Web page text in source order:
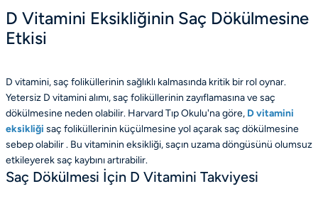
D Vitamini Eksikliğinin Saç Dökülmesine
Etkisi
D vitamini, saç foliküllerinin sağlıklı kalmasında kritik bir rol oynar.
Yetersiz D vitamini alımı, saç foliküllerinin zayıflamasına ve saç
dökülmesine neden olabilir. Harvard Tıp Okulu'na göre, D vitamini
eksikliği saç foliküllerinin küçülmesine yol açarak saç dökülmesine
sebep olabilir . Bu vitaminin eksikliği, saçın uzama döngüsünü olumsuz
etkileyerek saç kaybını artırabilir.
Saç Dökülmesi İçin D Vitamini Takviyesi